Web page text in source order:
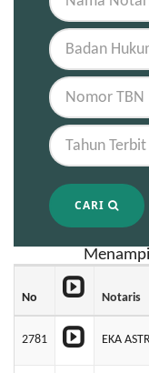
CARI
No Notaris
2781 EKA